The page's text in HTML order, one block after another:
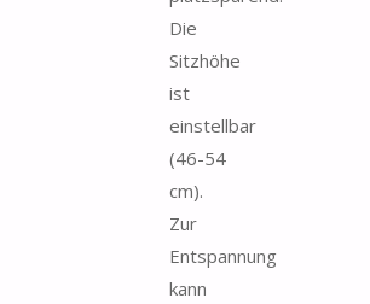
Die
Sitzhöhe
ist
einstellbar
(46-54
cm).
Zur
Entspannung
kann